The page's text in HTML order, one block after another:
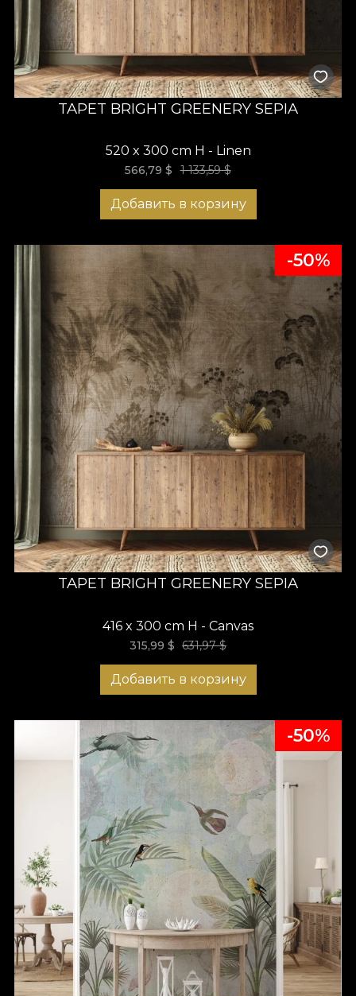
TAPET BRIGHT GREENERY SEPIA
520 x 300 cm H - Linen
566,79$ 1 133,59 $
Добавить в корзину
-50%
TAPET BRIGHT GREENERY SEPIA
416 x 300 cm H - Canvas
315,99 $ 631,97$
Добавить в корзину
-50%